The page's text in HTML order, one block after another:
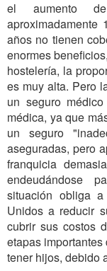
el aumento
años no tienen
enormes
hostelería, la
es muy alta. Pero
un seguro
médica, ya que
un seguro
aseguradas, pero
franquicia
endeudándose
situación obliga
Unidos a reducir
cubrir sus costos
etapas
tener hijos, debido